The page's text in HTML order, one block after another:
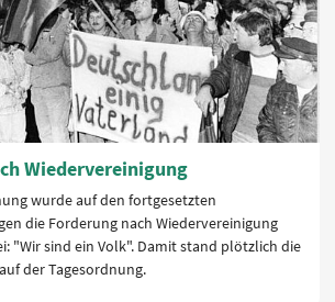
Wiedervereinigung
wurde auf den fortgesetzten
die Forderung nach Wiedervereinigung
"Wir sind ein Volk". Damit stand plötzlich die
der Tagesordnung.